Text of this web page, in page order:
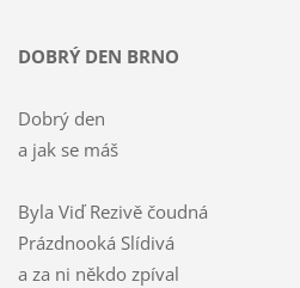
DOBRÝ DEN BRNO
Dobrý den
a jak se máš
Byla Viď Rezivě čoudná
Prázdnooká Slídivá
a za ni někdo zpíval